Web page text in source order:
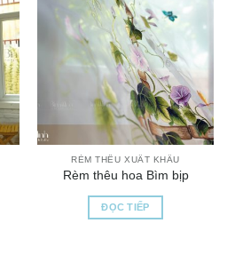
RÈM THÊU XUẤT KHẨU
Rèm thêu hoa Bìm bịp
ĐỌC TIẾP